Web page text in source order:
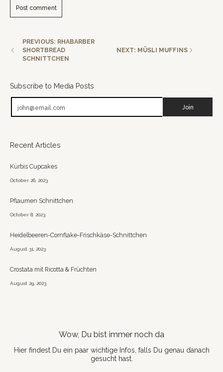
PREVIOUS: RHABARBER
SHORTBREAD
SCHNITTCHEN
NEXT: MÜSLI MUFFINS
Subscribe to Media Posts
Join
Recent Articles
Kürbis Cupcakes
October 26, 2023
Pflaumen Schnittchen
October 8, 2023
Heidelbeeren-Cornflake-Frischkäse-Schnittchen
August 31, 2023
Crostata mit Ricotta & Früchten
August 29, 2023
Wow, Du bist immer noch da
Hier findest Du ein paar wichtige Infos, falls Du genau danach
gesucht hast.